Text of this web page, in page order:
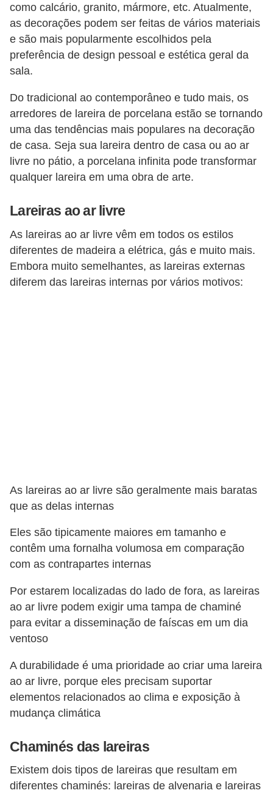
como calcário, granito, mármore, etc. Atualmente,
as decorações podem ser feitas de vários materiais
e são mais popularmente escolhidos pela
preferência de design pessoal e estética geral da
sala.
Do tradicional ao contemporâneo e tudo mais, os
arredores de lareira de porcelana estão se tornando
uma das tendências mais populares na decoração
de casa. Seja sua lareira dentro de casa ou ao ar
livre no pátio, a porcelana infinita pode transformar
qualquer lareira em uma obra de arte.
Lareiras ao ar livre
As lareiras ao ar livre vêm em todos os estilos
diferentes de madeira a elétrica, gás e muito mais.
Embora muito semelhantes, as lareiras externas
diferem das lareiras internas por vários motivos:
As lareiras ao ar livre são geralmente mais baratas
que as delas internas
Eles são tipicamente maiores em tamanho e
contêm uma fornalha volumosa em comparação
com as contrapartes internas
Por estarem localizadas do lado de fora, as lareiras
ao ar livre podem exigir uma tampa de chaminé
para evitar a disseminação de faíscas em um dia
ventoso
A durabilidade é uma prioridade ao criar uma lareira
ao ar livre, porque eles precisam suportar
elementos relacionados ao clima e exposição à
mudança climática
Chaminés das lareiras
Existem dois tipos de lareiras que resultam em
diferentes chaminés: lareiras de alvenaria e lareiras